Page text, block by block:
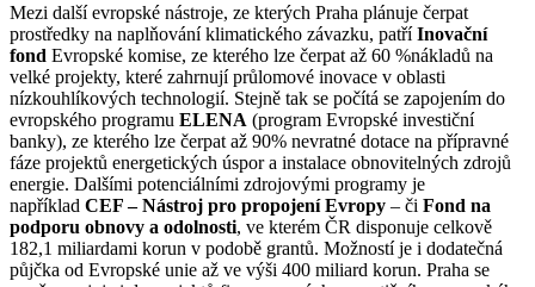
Mezi další evropské nástroje, ze kterých Praha plánuje čerpat
prostředky na naplňování klimatického závazku, patříInovační
fond Evropské komise, ze kterého lze čerpat až 60 %nákladů na
velké projekty, které zahrnují průlomové inovace v oblasti
nízkouhlíkových technologií. Stejně tak se počítá se zapojením do
evropského programu ELENA (program Evropské investiční
banky), ze kterého lze čerpat až 90% nevratné dotace na přípravné
fáze projektů energetických úspor a instalace obnovitelných zdrojů
energie. Dalšími potenciálními zdrojovými programy je
například CEF – Nástroj pro propojení Evropy – či Fond na
podporu obnovy a odolnosti, ve kterém ČR disponuje celkově
182,1 miliardami korun v podobě grantů. Možností je i dodatečná
půjčka od Evropské unie až ve výši 400 miliard korun. Praha se